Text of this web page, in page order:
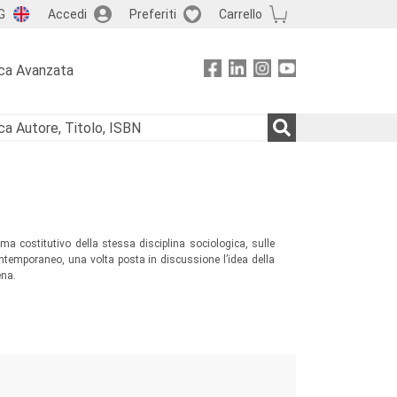
Accedi Preferiti Carrello
Avanzata
costitutivo della stessa disciplina sociologica, sulle
una volta posta in discussione l’idea della